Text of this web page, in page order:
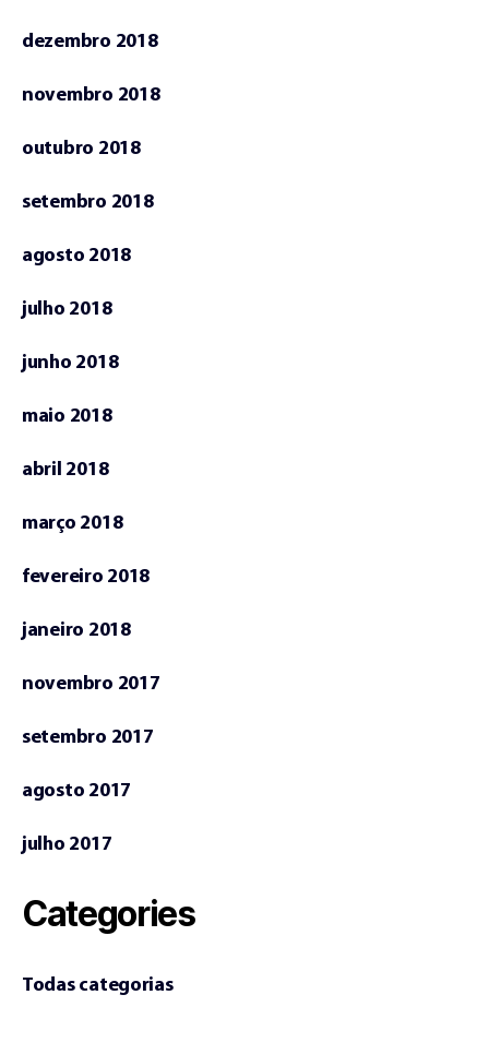
dezembro 2018
novembro 2018
outubro 2018
setembro 2018
agosto 2018
julho 2018
junho 2018
maio 2018
abril 2018
março 2018
fevereiro 2018
janeiro 2018
novembro 2017
setembro 2017
agosto 2017
julho 2017
Categories
Todas categorias